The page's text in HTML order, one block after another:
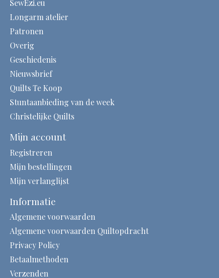
SewEzi.eu
Longarm atelier
Patronen
Overig
Geschiedenis
Nieuwsbrief
Quilts Te Koop
Stuntaanbieding van de week
Christelijke Quilts
Mijn account
Registreren
Mijn bestellingen
Mijn verlanglijst
Informatie
Algemene voorwaarden
Algemene voorwaarden Quiltopdracht
Privacy Policy
Betaalmethoden
Verzenden